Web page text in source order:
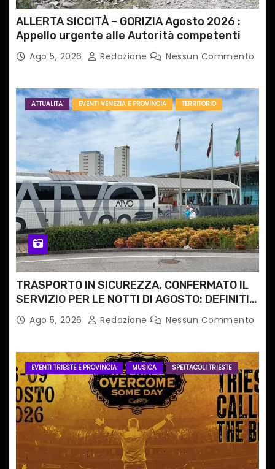
ALLERTA SICCITÀ – GORIZIA Agosto 2026 :
Appello urgente alle Autorità competenti
Ago 5, 2026 Redazione Nessun Commento
ATTUALITA' EVENTI VENEZIA E PROVINCIA TERRITORIO
TRASPORTO IN SICUREZZA, CONFERMATO IL
SERVIZIO PER LE NOTTI DI AGOSTO: DEFINITI
PERCORSI, FERMATE E ORARIO
Ago 5, 2026 Redazione Nessun Commento
EVENTI TRIESTE E PROVINCIA MUSICA SPETTACOLI TRIESTE